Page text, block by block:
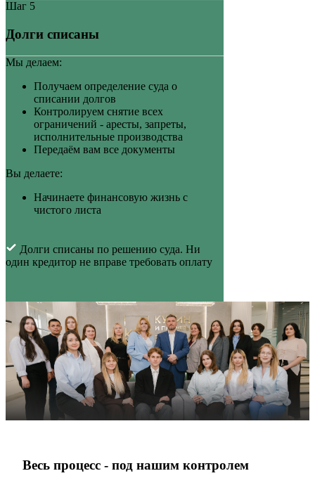
Шаг 5
Долги списаны
Мы делаем:
Получаем определение суда о
списании долгов
Контролируем снятие всех
ограничений - аресты, запреты,
исполнительные производства
Передаём вам все документы
Вы делаете:
Начинаете финансовую жизнь с
чистого листа
Долги списаны по решению суда. Ни
один кредитор не вправе требовать оплату
Весь процесс - под нашим контролем